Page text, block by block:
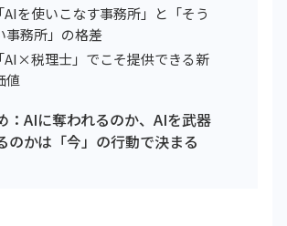
AIを使いこなす事務所」と「そう
事務所」の格差
AI×税理士」でこそ提供できる新
値
：AIに奪われるのか、AIを武器
のかは「今」の行動で決まる